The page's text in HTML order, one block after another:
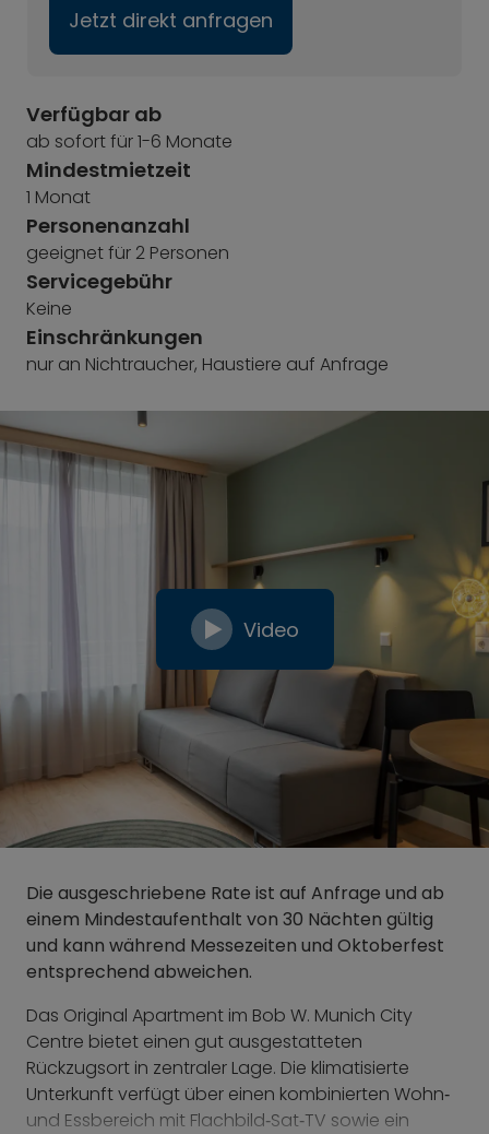
Jetzt direkt anfragen
Verfügbar ab
ab sofort für 1-6 Monate
Mindestmietzeit
1 Monat
Personenanzahl
geeignet für 2 Personen
Servicegebühr
Keine
Einschränkungen
nur an Nichtraucher, Haustiere auf Anfrage
Video
Die ausgeschriebene Rate ist auf Anfrage und ab
einem Mindestaufenthalt von 30 Nächten gültig
und kann während Messezeiten und Oktoberfest
entsprechend abweichen.
Das Original Apartment im Bob W. Munich City
Centre bietet einen gut ausgestatteten
Rückzugsort in zentraler Lage. Die klimatisierte
Unterkunft verfügt über einen kombinierten Wohn‑
und Essbereich mit Flachbild‑Sat‑TV sowie ein